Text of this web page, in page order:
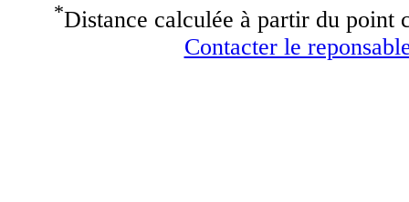
*Distance calculée à partir du point
Contacter le